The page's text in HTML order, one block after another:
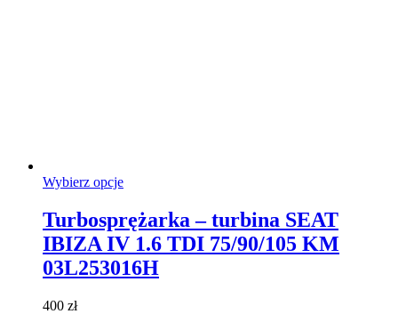
Wybierz opcjeTen
wiele
wariantów.
Opcje
można
Turbosprężarka – turbina SEAT
IBIZA IV 1.6 TDI 75/90/105 KM
03L253016H
400 zł